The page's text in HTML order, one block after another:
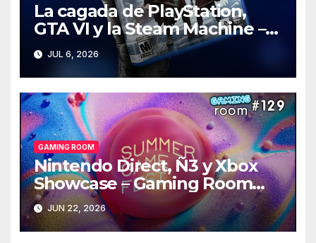
La cagada de PlayStation,
GTA VI y la Steam Machine –
Gaming Room #130
JUL 6, 2026
GAMING ROOM
Nintendo Direct, Ñ3 y Xbox
Showcase – Gaming Room
#129
JUN 22, 2026